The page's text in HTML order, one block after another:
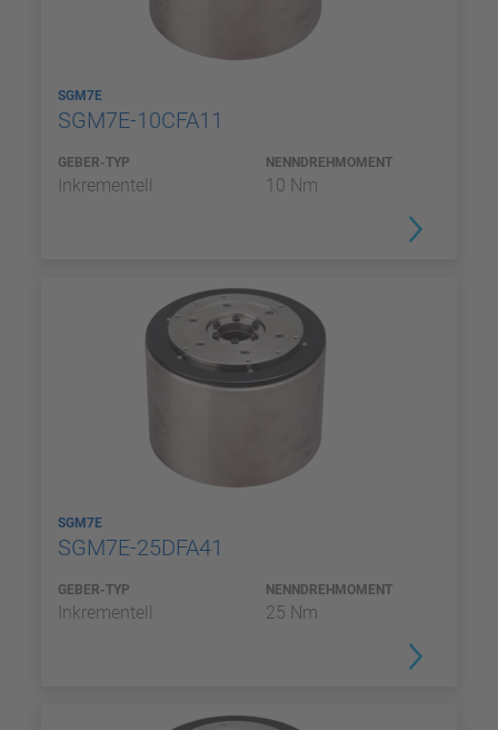
SGM7E
SGM7E-10CFA11
GEBER-TYP
Inkrementell
NENNDREHMOMENT
10 Nm
SGM7E
SGM7E-25DFA41
GEBER-TYP
Inkrementell
NENNDREHMOMENT
25 Nm